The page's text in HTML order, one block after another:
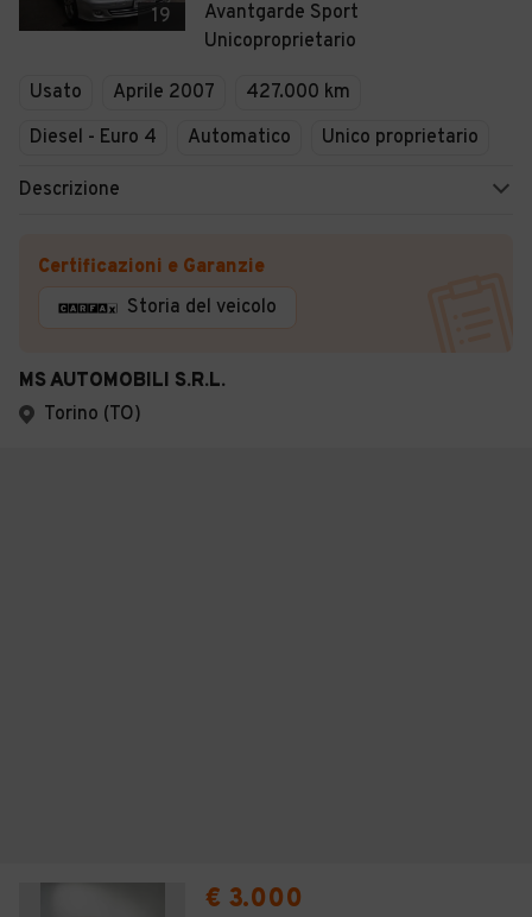
19
Avantgarde Sport
Unicoproprietario
Usato Aprile 2007
427.000 km
Diesel - Euro 4
Automatico Unico proprietario
Descrizione
Certificazioni e Garanzie
Storia del veicolo
MS AUTOMOBILI S.R.L.
Torino (TO)
€ 3.000